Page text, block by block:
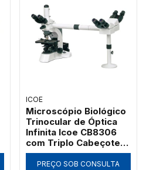
ICOE
Microscópio Biológico
Trinocular de Óptica
Infinita Icoe CB8306
com Triplo Cabeçote
de Co-Observação
Multivisão e Ponteiro
PREÇO SOB CONSULTA